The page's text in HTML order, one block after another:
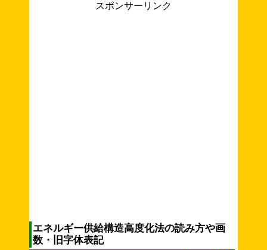
スポンサーリンク
エネルギー供給構造高度化法の読み方や画
数・旧字体表記